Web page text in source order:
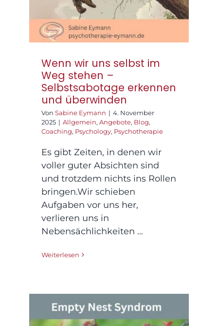
Wenn wir uns selbst im
Weg stehen –
Selbstsabotage erkennen
und überwinden
Von Sabine Eymann | 4. November
2025 | Allgemein, Angebote, Blog,
Coaching, Psychology, Psychotherapie
Es gibt Zeiten, in denen wir
voller guter Absichten sind
und trotzdem nichts ins Rollen
bringen.Wir schieben
Aufgaben vor uns her,
verlieren uns in
Nebensächlichkeiten ...
Weiterlesen